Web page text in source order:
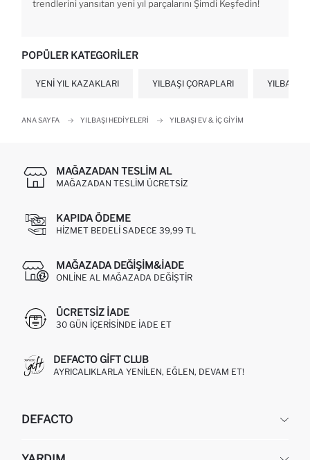
trendlerini yansıtan yeni yıl parçalarını Şimdi Keşfedin!
POPÜLER KATEGORILER
YENI YIL KAZAKLARI YILBAŞI ÇORAPLARI YILBAŞI
ANA SAYFA YILBAŞI HEDIYELERI YILBAŞI EV & İÇ GIYIM
MAĞAZADAN TESLIM AL
MAĞAZADAN TESLIM ÜCRETSIZ
KAPIDA ÖDEME
HIZMET BEDELI SADECE 39,99 TL
MAĞAZADA DEĞIŞIM&İADE
ONLINE AL MAĞAZADA DEĞIŞTIR
ÜCRETSIZ IADE
30 GÜN IÇERISINDE IADE ET
DEFACTO GIFT CLUB
AYRICALIKLARLA YENILEN, EĞLEN, DEVAM ET!
DEFACTO